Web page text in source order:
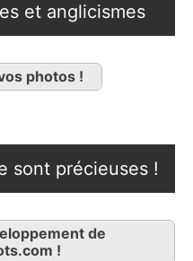
et anglicismes
photos !
sont précieuses !
de
!